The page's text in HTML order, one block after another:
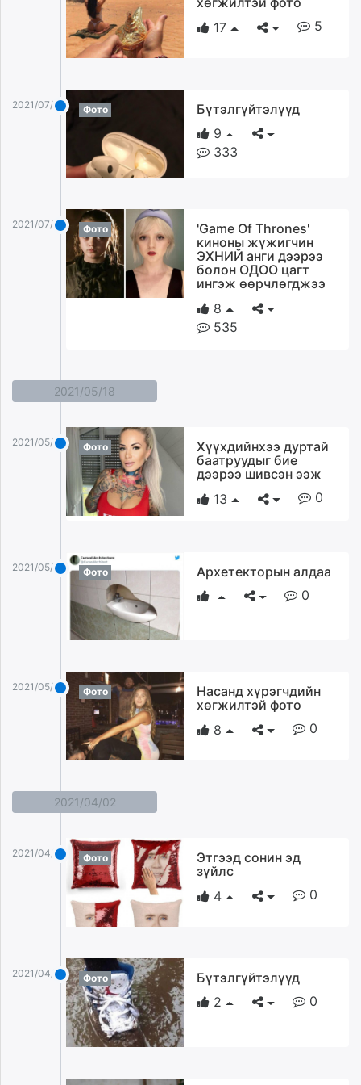
Livetv.mn
24tsag.mn
shuud.mn
mminfo.mn
isee.mn
fact.mn
itoim.mn
tumen.mn
shuum.mn
mass.mn
unegui.mn
unread.today
17
5
2021/07/06 Фото
Бүтэлгүйтэлүүд
9
333
2021/07/06 Фото
'Game Of Thrones'
киноны жүжигчин
ЭХНИЙ анги дээрээ
болон ОДОО цагт
ингэж өөрчлөгджээ
8
535
2021/05/18
2021/05/18 Фото
Хүүхдийнхээ дуртай
баатруудыг бие
дээрээ шивсэн ээж
13
0
2021/05/18 Фото
Архетекторын алдаа
0
2021/05/18 Фото
Насанд хүрэгчдийн
хөгжилтэй фото
8
0
2021/04/02
2021/04/02 Фото
Этгээд сонин эд
зүйлс
4
0
2021/04/02 Фото
Бүтэлгүйтэлүүд
2
0